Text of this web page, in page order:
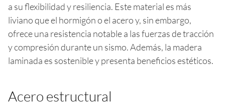
a su flexibilidad y resiliencia. Este material es más
liviano que el hormigón o el acero y, sin embargo,
ofrece una resistencia notable a las fuerzas de tracción
y compresión durante un sismo. Además, la madera
laminada es sostenible y presenta beneficios estéticos.
Acero estructural